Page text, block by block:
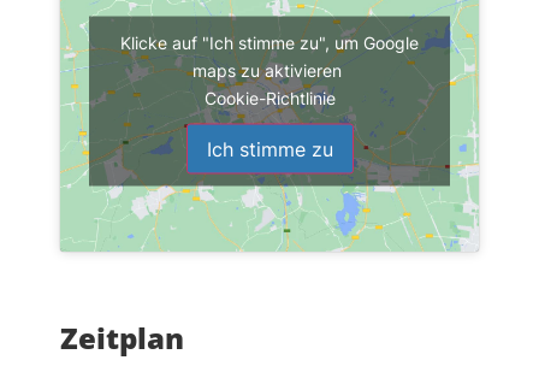
Klicke auf "Ich stimme zu", um Google
maps zu aktivieren
Cookie-Richtlinie
Ich stimme zu
Zeitplan